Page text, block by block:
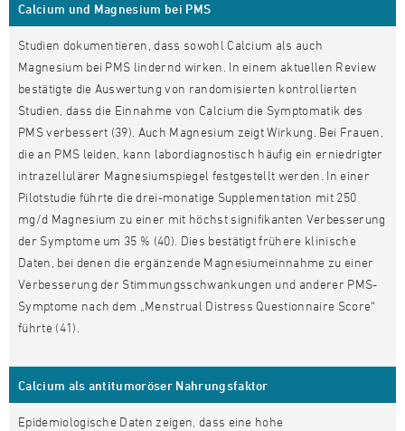
Calcium und Magnesium bei PMS
Studien dokumentieren, dass sowohl Calcium als auch
Magnesium bei PMS lindernd wirken. In einem aktuellen Review
bestätigte die Auswertung von randomisierten kontrollierten
Studien, dass die Einnahme von Calcium die Symptomatik des
PMS verbessert (39). Auch Magnesium zeigt Wirkung. Bei Frauen,
die an PMS leiden, kann labordiagnostisch häufig ein erniedrigter
intrazellulärer Magnesiumspiegel festgestellt werden. In einer
Pilotstudie führte die drei-monatige Supplementation mit 250
mg/d Magnesium zu einer mit höchst signifikanten Verbesserung
der Symptome um 35 % (40). Dies bestätigt frühere klinische
Daten, bei denen die ergänzende Magnesiumeinnahme zu einer
Verbesserung der Stimmungsschwankungen und anderer PMS-
Symptome nach dem „Menstrual Distress Questionnaire Score“
führte (41).
Calcium als antitumoröser Nahrungsfaktor
Epidemiologische Daten zeigen, dass eine hohe